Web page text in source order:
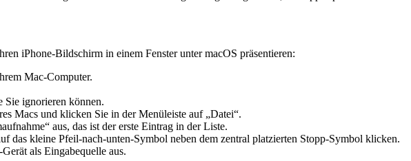
anzuzeigen. Dies ist natürlich eine großartige Möglichkeit, um App-Updates während
iPhone-Bildschirm in einem Fenster unter macOS präsentieren:
Mac-Computer.
Sie ignorieren können.
Macs und klicken Sie in der Menüleiste auf „Datei“.
aus, das ist der erste Eintrag in der Liste.